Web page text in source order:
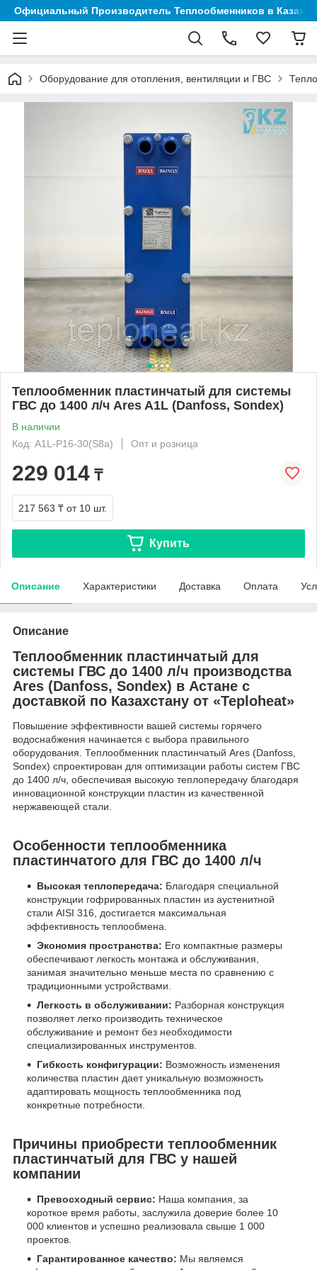
Официальный Производитель Теплообменников в
Оборудование для отопления, вентиляции и ГВС
Теплообменник пластинчатый для системы
ГВС до 1400 л/ч Ares A1L (Danfoss, Sondex)
В наличии
Код: A1L-P16-30(S8a)
Опт и розница
229 014 ₸
217 563 ₸ от 10 шт.
Купить
Описание Характеристики Доставка Оплата
Описание
Теплообменник пластинчатый для
системы ГВС до 1400 л/ч производства
Ares (Danfoss, Sondex) в Астане с
доставкой по Казахстану от «Teploheat»
Повышение эффективности вашей системы горячего
водоснабжения начинается с выбора правильного
оборудования. Теплообменник пластинчатый Ares (Danfoss,
Sondex) спроектирован для оптимизации работы систем ГВС
до 1400 л/ч, обеспечивая высокую теплопередачу благодаря
инновационной конструкции пластин из качественной
нержавеющей стали.
Особенности теплообменника
пластинчатого для ГВС до 1400 л/ч
Высокая теплопередача: Благодаря специальной
конструкции гофрированных пластин из аустенитной
стали AISI 316, достигается максимальная
эффективность теплообмена.
Экономия пространства: Его компактные размеры
обеспечивают легкость монтажа и обслуживания,
занимая значительно меньше места по сравнению с
традиционными устройствами.
Легкость в обслуживании: Разборная конструкция
позволяет легко производить техническое
обслуживание и ремонт без необходимости
специализированных инструментов.
Гибкость конфигурации: Возможность изменения
количества пластин дает уникальную возможность
адаптировать мощность теплообменника под
конкретные потребности.
Причины приобрести теплообменник
пластинчатый для ГВС у нашей
компании
Превосходный сервис: Наша компания, за
короткое время работы, заслужила доверие более 10
000 клиентов и успешно реализовала свыше 1 000
проектов.
Гарантированное качество: Мы являемся